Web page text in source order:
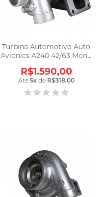
Turbina Automotivo Auto
Avionics A240 42/63 Mono
R$1.590,00
Até 5xde R$318,00